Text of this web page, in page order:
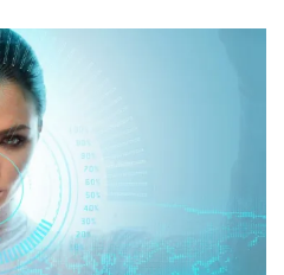
специалисты
Такая комплексная
медицине
потрясающих
их сохранить.